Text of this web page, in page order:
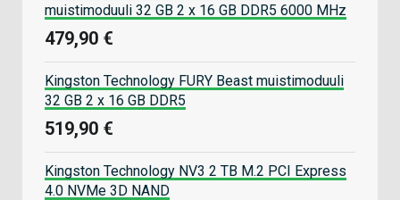
muistimoduuli 32 GB 2 x 16 GB DDR5 6000 MHz
479,90 €
Kingston Technology FURY Beast muistimoduuli
32 GB 2 x 16 GB DDR5
519,90 €
Kingston Technology NV3 2 TB M.2 PCI Express
4.0 NVMe 3D NAND